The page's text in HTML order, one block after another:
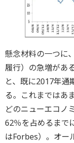
懸念材料の一つに
履行）の急増があ
と、既に2017年通
る。これまではあ
どのニューエコノ
62％を占めるまで
はForbes）。オー